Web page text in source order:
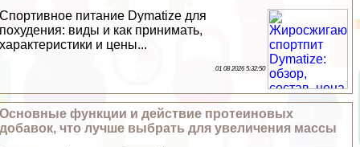
Спортивное питание Dymatize для
похудения: виды и как принимать,
хаpaктеристики и цены...
01 08 2026 5:32:50
Основные функции и действие протеиновых
добавок, что лучше выбрать для увеличения массы